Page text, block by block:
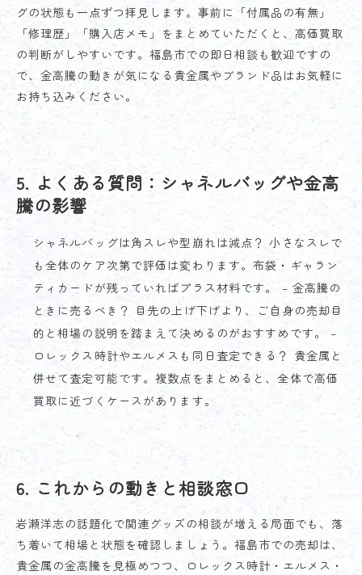
グの状態も一点ずつ拝見します。事前に「付属品の有無」
「修理歴」「購入店メモ」をまとめていただくと、高価買取
の判断がしやすいです。福島市での即日相談も歓迎ですの
で、金高騰の動きが気になる貴金属やブランド品はお気軽に
お持ち込みください。
5. よくある質問：シャネルバッグや金高
騰の影響
シャネルバッグは角スレや型崩れは減点？ 小さなスレで
も全体のケア次第で評価は変わります。布袋・ギャラン
ティカードが残っていればプラス材料です。 – 金高騰の
ときに売るべき？ 目先の上げ下げより、ご自身の売却目
的と相場の説明を踏まえて決めるのがおすすめです。 –
ロレックス時計やエルメスも同日査定できる？ 貴金属と
併せて査定可能です。複数点をまとめると、全体で高価
買取に近づくケースがあります。
6. これからの動きと相談窓口
岩瀬洋志の話題化で関連グッズの相談が増える局面でも、落
ち着いて相場と状態を確認しましょう。福島市での売却は、
貴金属の金高騰を見極めつつ、ロレックス時計・エルメス・